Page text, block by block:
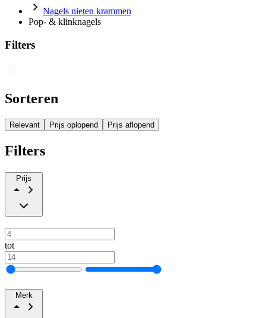
Nagels nieten krammen
Pop- & klinknagels
Filters
Sorteren
Relevant Prijs oplopend Prijs aflopend
Filters
Prijs
tot
Merk